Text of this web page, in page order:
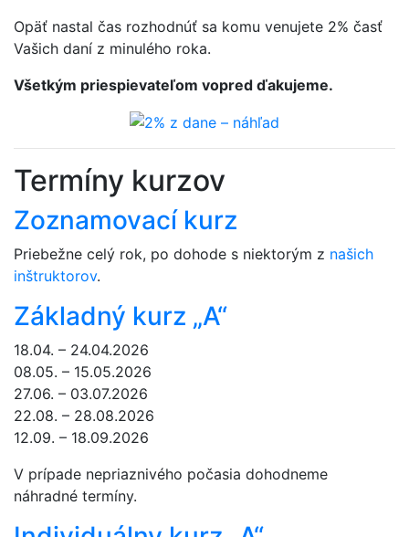
Opäť nastal čas rozhodnúť sa komu venujete 2% časť
Vašich daní z minulého roka.
Všetkým priespievateľom vopred ďakujeme.
Termíny kurzov
Zoznamovací kurz
Priebežne celý rok, po dohode s niektorým z našich
inštruktorov.
Základný kurz „A“
18.04. – 24.04.2026
08.05. – 15.05.2026
27.06. – 03.07.2026
22.08. – 28.08.2026
12.09. – 18.09.2026
V prípade nepriaznivého počasia dohodneme
náhradné termíny.